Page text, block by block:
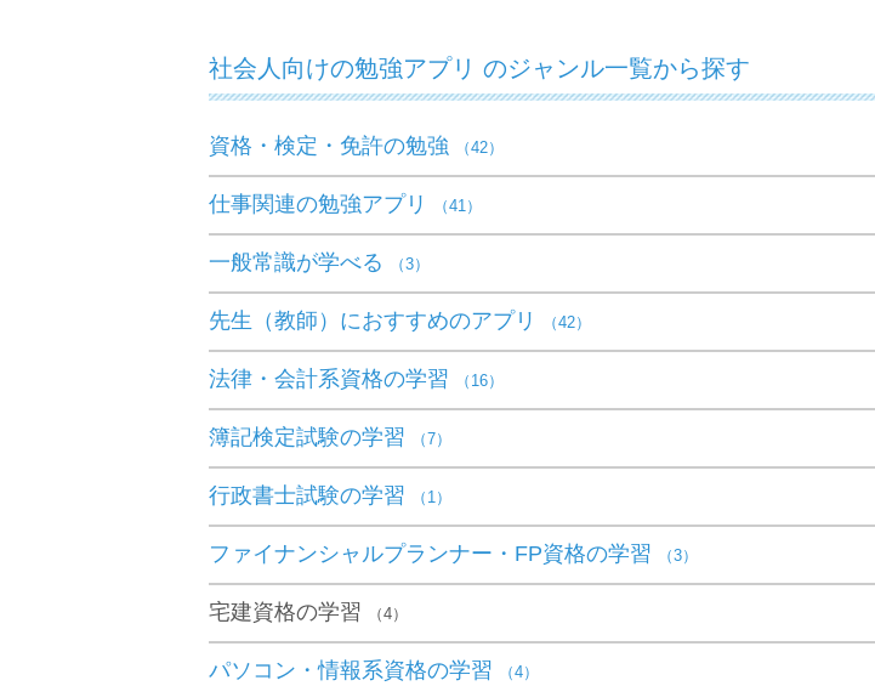
社会人向けの勉強アプリ のジャンル一覧から探す
資格・検定・免許の勉強 （42）
仕事関連の勉強アプリ （41）
一般常識が学べる （3）
先生（教師）におすすめのアプリ （42）
法律・会計系資格の学習 （16）
簿記検定試験の学習 （7）
行政書士試験の学習 （1）
ファイナンシャルプランナー・FP資格の学習 （3）
宅建資格の学習 （4）
パソコン・情報系資格の学習 （4）